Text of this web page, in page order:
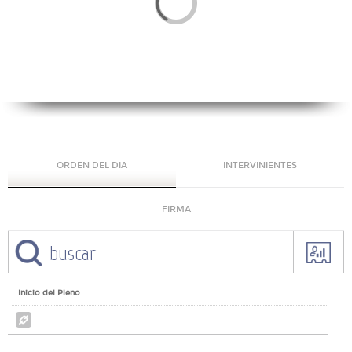
ORDEN DEL DIA INTERVINIENTES
FIRMA
Inicio del Pleno